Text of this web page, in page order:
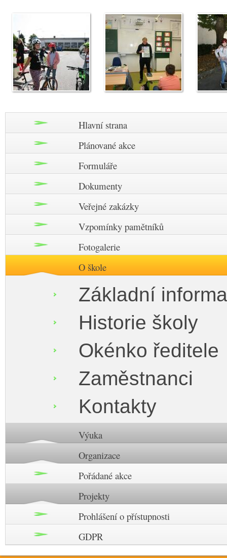
Hlavní strana
Plánované akce
Formuláře
Dokumenty
Veřejné zakázky
Vzpomínky pamětníků
Fotogalerie
O škole
Základní
Historie školy
Okénko ředitele
Zaměstnanci
Kontakty
Výuka
Organizace
Pořádané akce
Projekty
Prohlášení o přístupnosti
GDPR